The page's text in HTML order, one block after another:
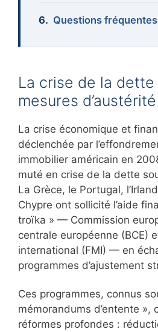
Questions fréquentes
La crise de la
mesures
La crise économique et
déclenchée par
immobilier américain en
muté en crise de la dette
La Grèce, le Portugal,
Chypre ont sollicité l’aide
troïka » — Commission
centrale européenne (BCE)
international (FMI) — en
programmes d’ajustement
Ces programmes, connus
mémorandums d’entente »,
réformes profondes :